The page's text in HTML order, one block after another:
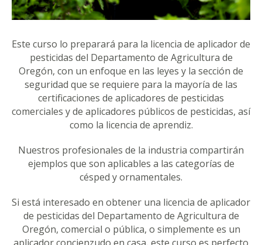
Este curso lo preparará para la licencia de aplicador de
pesticidas del Departamento de Agricultura de
Oregón, con un enfoque en las leyes y la sección de
seguridad que se requiere para la mayoría de las
certificaciones de aplicadores de pesticidas
comerciales y de aplicadores públicos de pesticidas, así
como la licencia de aprendiz.
Nuestros profesionales de la industria compartirán
ejemplos que son aplicables a las categorías de
césped y ornamentales.
Si está interesado en obtener una licencia de aplicador
de pesticidas del Departamento de Agricultura de
Oregón, comercial o pública, o simplemente es un